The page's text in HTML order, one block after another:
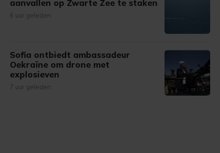
aanvallen op Zwarte Zee te staken
6 uur geleden
Sofia ontbiedt ambassadeur
Oekraïne om drone met
explosieven
7 uur geleden